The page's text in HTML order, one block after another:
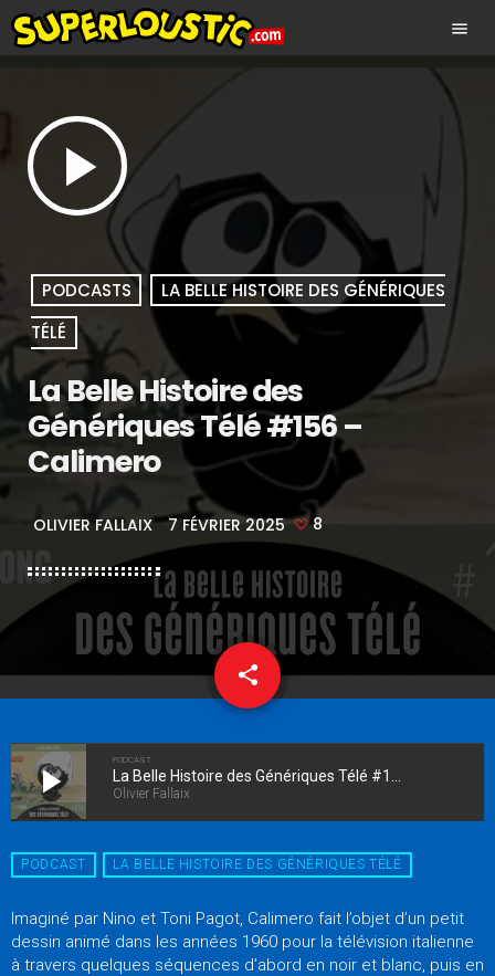
menu
play_arrow
PODCASTS
LA BELLE HISTOIRE DES GÉNÉRIQUES
TÉLÉ
La Belle Histoire des
Génériques Télé #156 –
Calimero
OLIVIER FALLAIX 7 FÉVRIER 2025 8
share
email
play_arrow
PODCAST
La Belle Histoire des Génériques Télé #156 - Calimero
Olivier Fallaix
PODCAST LA BELLE HISTOIRE DES GÉNÉRIQUES TÉLÉ
Imaginé par Nino et Toni Pagot, Calimero fait l’objet d’un petit
dessin animé dans les années 1960 pour la télévision italienne
à travers quelques séquences d’abord en noir et blanc, puis en